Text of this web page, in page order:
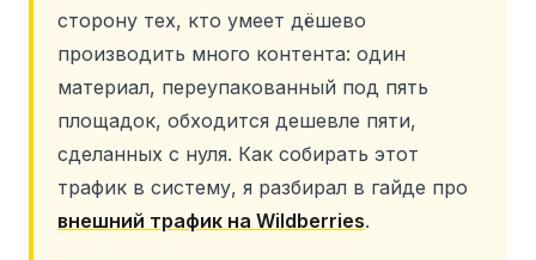
сторону тех, кто умеет дёшево
производить много контента: один
материал, переупакованный под пять
площадок, обходится дешевле пяти,
сделанных с нуля. Как собирать этот
трафик в систему, я разбирал в гайде про
внешний трафик на Wildberries.